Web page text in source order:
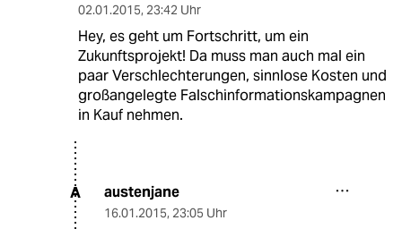
02.01.2015, 23:42 Uhr
Hey, es geht um Fortschritt, um ein
Zukunftsprojekt! Da muss man auch mal ein
paar Verschlechterungen, sinnlose Kosten und
großangelegte Falschinformationskampagnen
in Kauf nehmen.
A austenjane
16.01.2015, 23:05 Uhr